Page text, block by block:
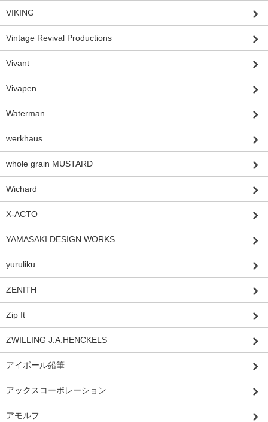
VIKING
Vintage Revival Productions
Vivant
Vivapen
Waterman
werkhaus
whole grain MUSTARD
Wichard
X-ACTO
YAMASAKI DESIGN WORKS
yuruliku
ZENITH
Zip It
ZWILLING J.A.HENCKELS
アイボール鉛筆
アックスコーポレーション
アモルフ